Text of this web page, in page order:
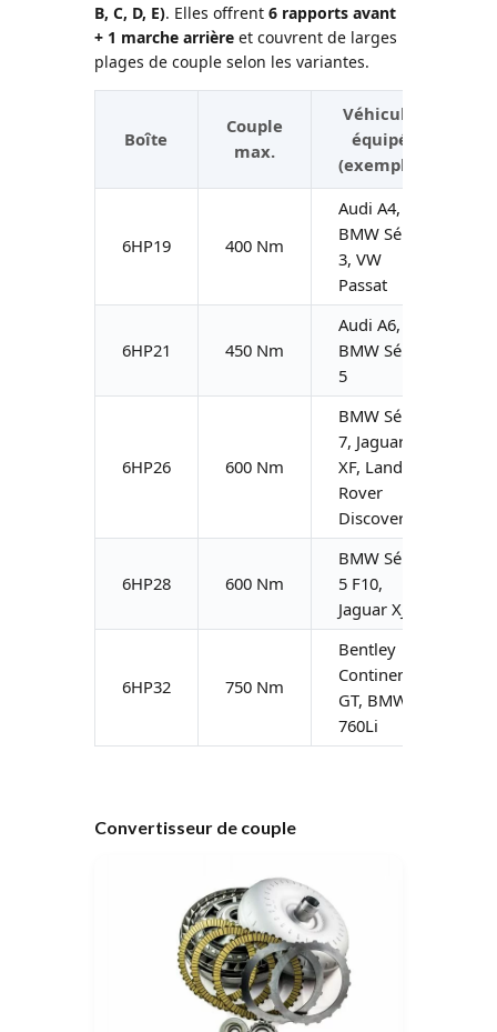
B, C, D, E). Elles offrent 6 rapports avant
+ 1 marche arrièreet couvrent de larges
plages de couple selon les variantes.
Boîte
Couple
max.
Véhicules
équipés
(exemples)
6HP19 400 Nm
Audi A4,
BMW Série
3, VW
Passat
6HP21 450 Nm
Audi A6,
BMW Série
5
6HP26 600 Nm
BMW Série
7, Jaguar
XF, Land
Rover
Discovery
6HP28 600 Nm
BMW Série
5 F10,
Jaguar XJ
6HP32 750 Nm
Bentley
Continental
GT, BMW
760Li
Convertisseur de couple